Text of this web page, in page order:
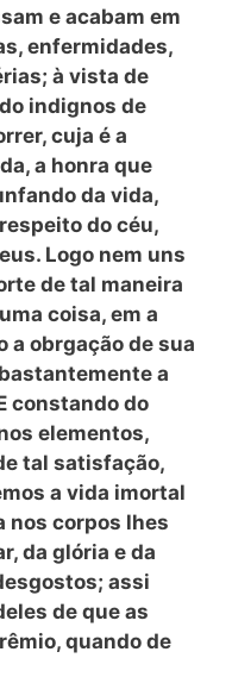
e acabam em
enfermidades,
à vista de
indignos de
cuja é a
a honra que
da vida,
do céu,
Logo nem uns
de tal maneira
coisa, em a
a obrgação de sua
a
constando do
elementos,
tal satisfação,
a vida imortal
nos corpos lhes
da glória e da
assi
de que as
quando de